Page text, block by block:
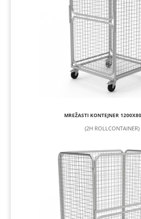
MREŽASTI KONTEJNER
(2H ROLLCONTAINER)